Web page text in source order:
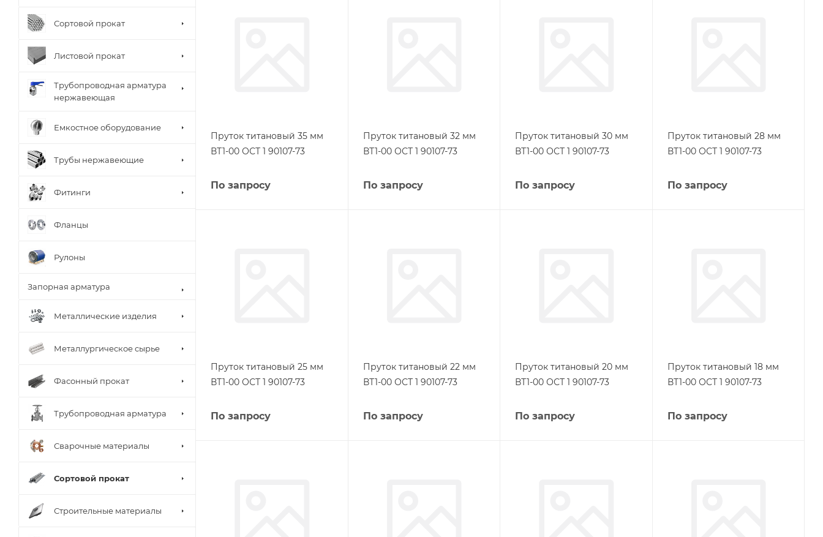
Пруток титановый 35 мм
ВТ1-00 ОСТ 1 90107-73
По запросу
Пруток титановый 32 мм
ВТ1-00 ОСТ 1 90107-73
По запросу
Пруток титановый 30 мм
ВТ1-00 ОСТ 1 90107-73
По запросу
Пруток титановый 28 мм
ВТ1-00 ОСТ 1 90107-73
По запросу
Пруток титановый 25 мм
ВТ1-00 ОСТ 1 90107-73
По запросу
Пруток титановый 22 мм
ВТ1-00 ОСТ 1 90107-73
По запросу
Пруток титановый 20 мм
ВТ1-00 ОСТ 1 90107-73
По запросу
Пруток титановый 18 мм
ВТ1-00 ОСТ 1 90107-73
По запросу
Сортовой прокат
Листовой прокат
Трубопроводная арматура
нержавеющая
Емкостное оборудование
Трубы нержавеющие
Фитинги
Фланцы
Рулоны
Запорная арматура
Металлические изделия
Металлургическое сырье
Фасонный прокат
Трубопроводная арматура
Сварочные материалы
Сортовой прокат
Строительные материалы